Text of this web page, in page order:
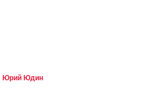
Юрий Юдин